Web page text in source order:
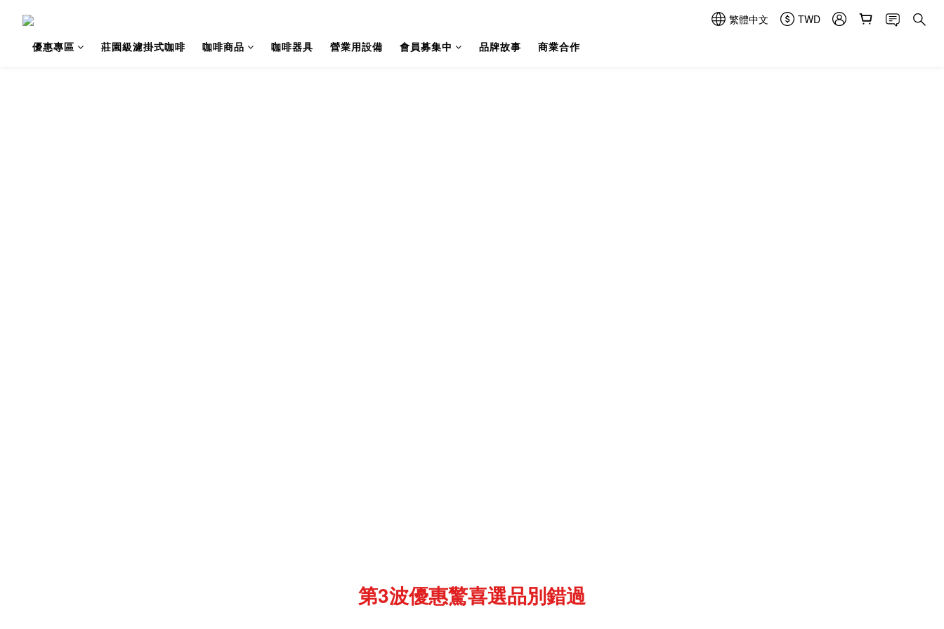
繁體中文
TWD
優惠專區
莊園級濾掛式咖啡 咖啡商品 咖啡器具 營業用設備 會員募集中 品牌故事 商業合作
第3波優惠驚喜選品別錯過